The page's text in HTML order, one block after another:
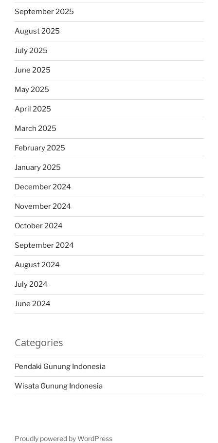
September 2025
August 2025
July 2025
June 2025
May 2025
April 2025
March 2025
February 2025
January 2025
December 2024
November 2024
October 2024
September 2024
August 2024
July 2024
June 2024
Categories
Pendaki Gunung Indonesia
Wisata Gunung Indonesia
Proudly powered by WordPress